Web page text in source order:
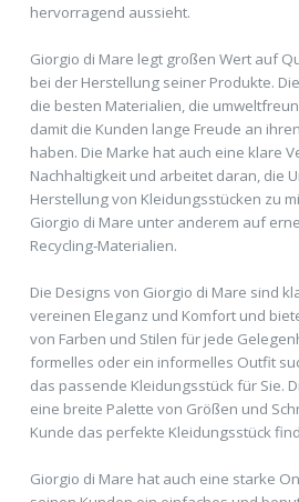
hervorragend aussieht.
Giorgio di Mare legt großen Wert auf
bei der Herstellung seiner Produkte.
die besten Materialien, die
damit die Kunden lange Freude an
haben. Die Marke hat auch eine klare
Nachhaltigkeit und arbeitet daran, die
Herstellung von Kleidungsstücken zu
Giorgio di Mare unter anderem auf
Recycling-Materialien.
Die Designs von Giorgio di Mare sind
vereinen Eleganz und Komfort und
von Farben und Stilen für jede
formelles oder ein informelles Outfit
das passende Kleidungsstück für Sie.
eine breite Palette von Größen und
Kunde das perfekte Kleidungsstück
Giorgio di Mare hat auch eine starke